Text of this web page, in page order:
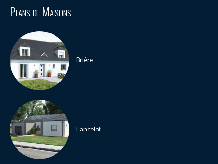
Plans de Maisons
Brière
Lancelot